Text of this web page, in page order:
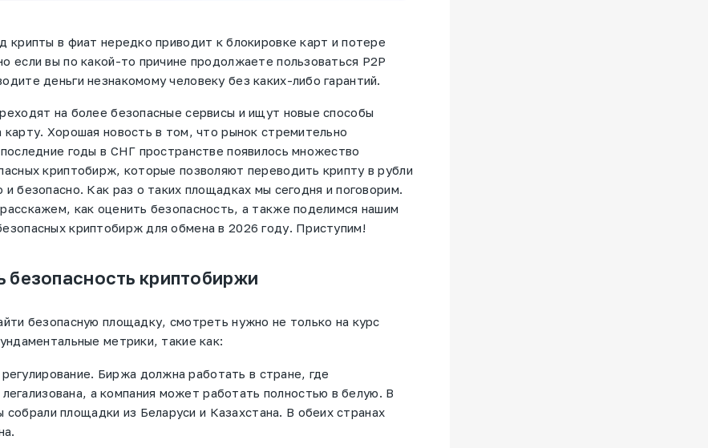
крипты в фиат нередко приводит к блокировке карт и потере
если вы по какой-то причине продолжаете пользоваться P2P
деньги незнакомому человеку без каких-либо гарантий.
на более безопасные сервисы и ищут новые способы
карту. Хорошая новость в том, что рынок стремительно
годы в СНГ пространстве появилось множество
криптобирж, которые позволяют переводить крипту в рубли
безопасно. Как раз о таких площадках мы сегодня и поговорим.
как оценить безопасность, а также поделимся нашим
криптобирж для обмена в 2026 году. Приступим!
безопасность криптобиржи
безопасную площадку, смотреть нужно не только на курс
метрики, такие как:
Биржа должна работать в стране, где
а компания может работать полностью в белую. В
площадки из Беларуси и Казахстана. В обеих странах